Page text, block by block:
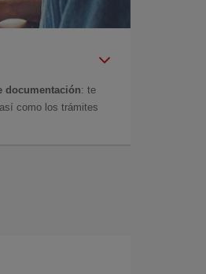
documentación: te
como los trámites